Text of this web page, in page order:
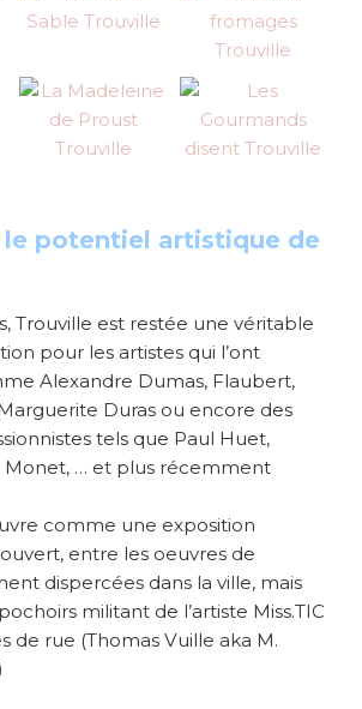
le potentiel artistique de
Trouville est restée une véritable
pour les artistes qui l’ont
Alexandre Dumas, Flaubert,
Duras ou encore des
tels que Paul Huet,
Monet, … et plus récemment
comme une exposition
entre les oeuvres de
dispercées dans la ville, mais
militant de l’artiste Miss.TIC
de rue (Thomas Vuille aka M.